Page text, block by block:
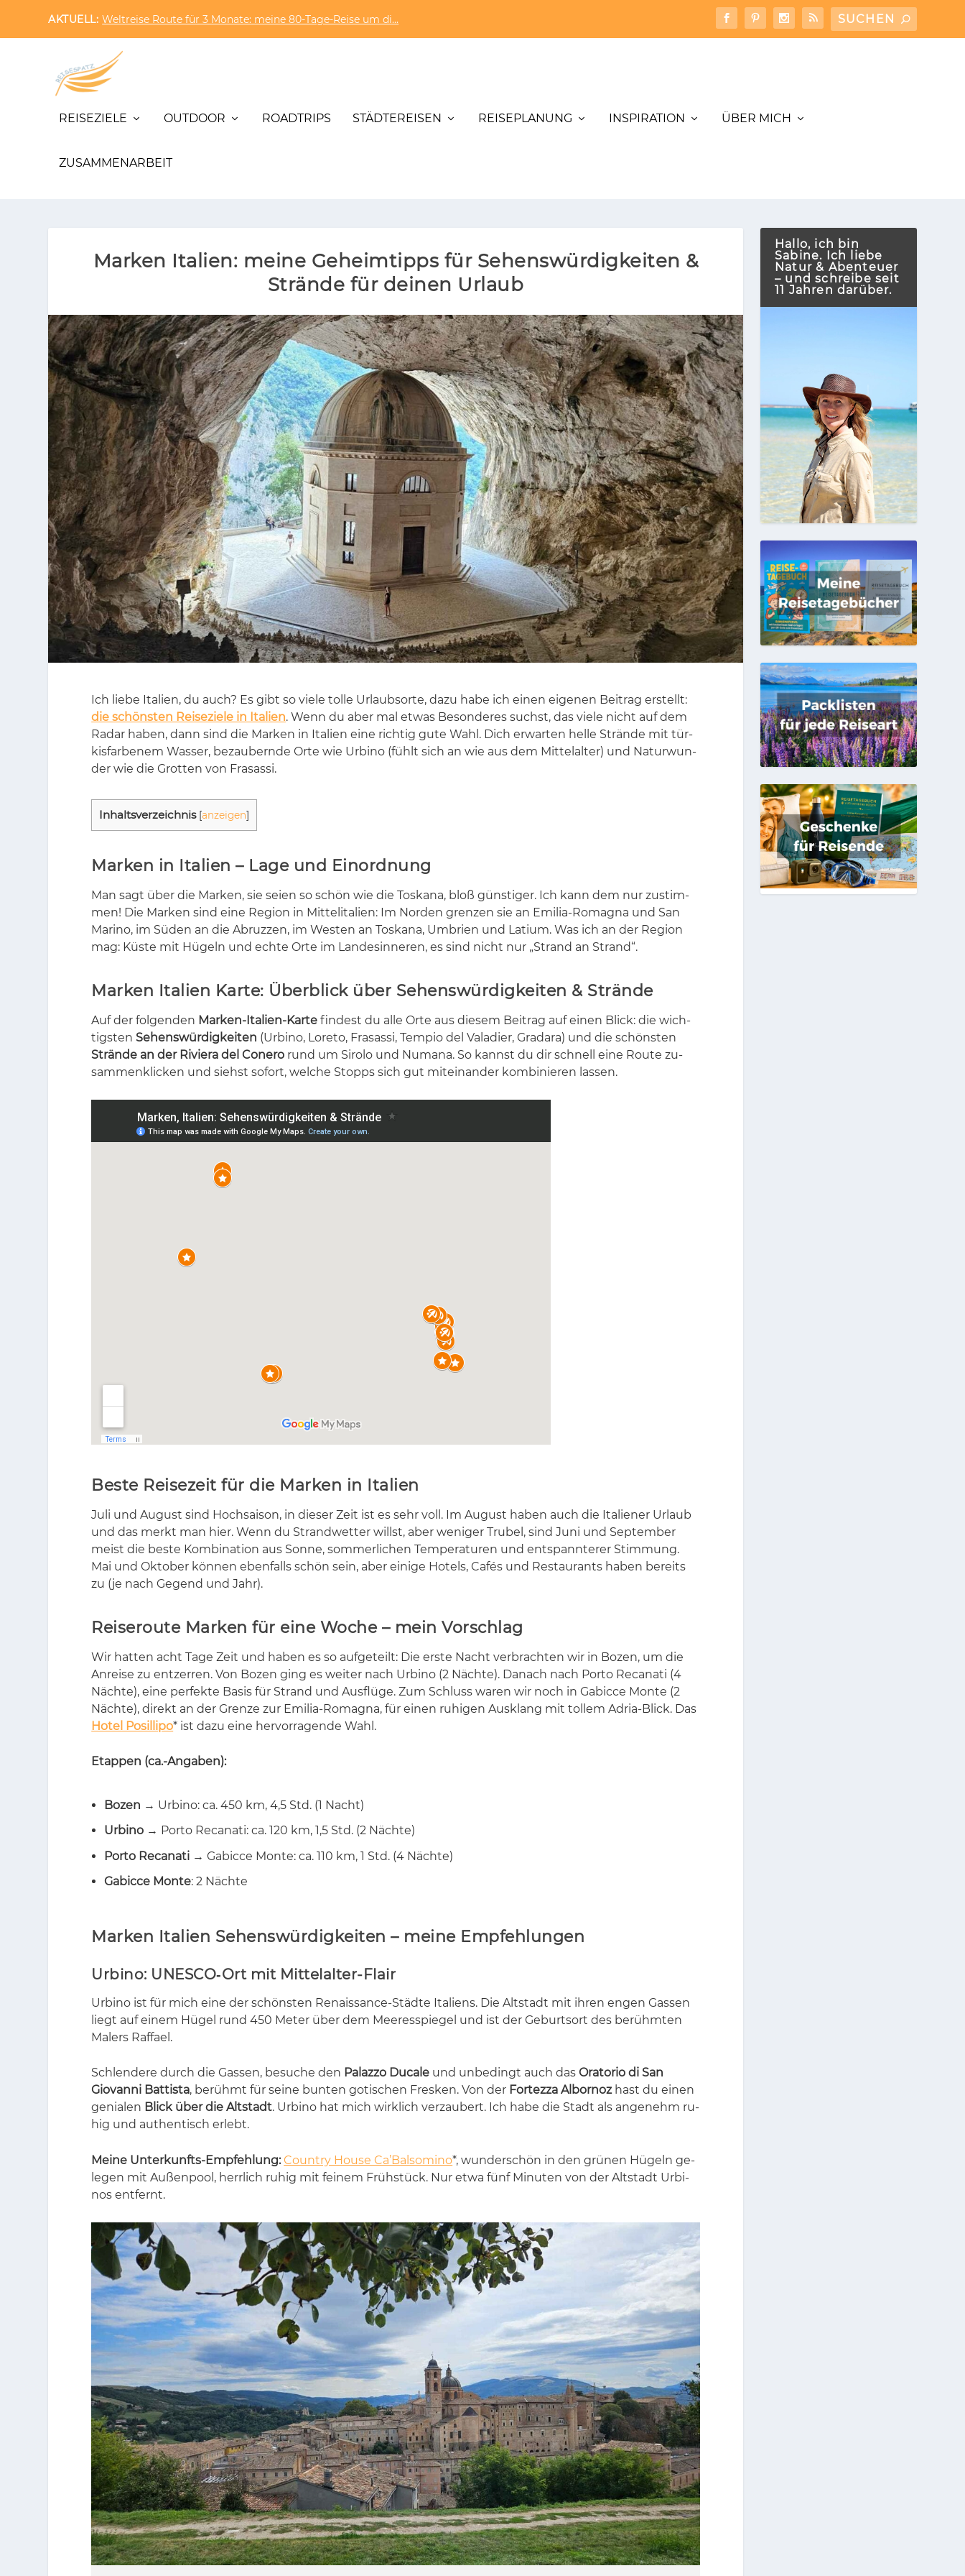
AKTUELL: Weltreise Route für 3 Monate: meine 80-Tage-Reise um di...
REISEZIELE OUTDOOR ROADTRIPS STÄDTEREISEN REISEPLANUNG INSPIRATION ÜBER MICH
ZUSAMMENARBEIT
Marken Italien: meine Geheimtipps für Sehenswürdigkeiten &
Strände für deinen Urlaub
Ich lie­be Ita­li­en, du auch? Es gibt so vie­le tol­le Ur­laubs­or­te, dazu habe ich ei­nen ei­ge­nen Bei­trag er­stellt:
die schönsten Reiseziele in Italien. Wenn du aber mal et­was Be­son­de­res suchst, das vie­le nicht auf dem
Ra­dar ha­ben, dann sind die Mar­ken in Ita­li­en eine rich­tig gute Wahl. Dich er­war­ten hel­le Strän­de mit tür­
kis­far­be­nem Was­ser, be­zau­bern­de Orte wie Ur­bi­no (fühlt sich an wie aus dem Mit­tel­al­ter) und Na­tur­wun­
der wie die Grot­ten von Fra­sas­si.
In­halts­ver­zeich­nis [anzeigen]
Marken in Italien – Lage und Einordnung
Man sagt über die Mar­ken, sie sei­en so schön wie die Tos­ka­na, bloß güns­ti­ger. Ich kann dem nur zu­stim­
men! Die Mar­ken sind eine Re­gi­on in Mit­tel­ita­li­en: Im Nor­den gren­zen sie an Emi­lia-Ro­ma­gna und San
Ma­ri­no, im Sü­den an die Abruz­zen, im Wes­ten an Tos­ka­na, Um­bri­en und La­ti­um. Was ich an der Re­gi­on
mag: Küs­te mit Hü­geln und ech­te Orte im Lan­des­in­ne­ren, es sind nicht nur „Strand an Strand“.
Marken Italien Karte: Überblick über Sehenswürdigkeiten & Strände
Auf der fol­gen­den Marken-Italien-Karte fin­dest du alle Orte aus die­sem Bei­trag auf ei­nen Blick: die wich­
tigs­ten Sehenswürdigkeiten (Ur­bi­no, Lo­re­to, Fra­sas­si, Tem­pio del Va­la­dier, Gra­da­ra) und die schöns­ten
Strände an der Riviera del Conero rund um Si­ro­lo und Nu­ma­na. So kannst du dir schnell eine Rou­te zu­
sam­menkli­cken und siehst so­fort, wel­che Stopps sich gut mit­ein­an­der kom­bi­nie­ren las­sen.
Beste Reisezeit für die Marken in Italien
Juli und Au­gust sind Hoch­sai­son, in die­ser Zeit ist es sehr voll. Im Au­gust ha­ben auch die Ita­lie­ner Ur­laub
und das merkt man hier. Wenn du Strand­wet­ter willst, aber we­ni­ger Tru­bel, sind Juni und Sep­tem­ber
meist die bes­te Kom­bi­na­ti­on aus Son­ne, som­mer­li­chen Tem­pe­ra­tu­ren und ent­spann­te­rer Stim­mung.
Mai und Ok­to­ber kön­nen eben­falls schön sein, aber ei­ni­ge Ho­tels, Cafés und Re­stau­rants ha­ben be­reits
zu (je nach Ge­gend und Jahr).
Reiseroute Marken für eine Woche – mein Vorschlag
Wir hat­ten acht Tage Zeit und ha­ben es so auf­ge­teilt: Die ers­te Nacht ver­brach­ten wir in Bo­zen, um die
An­rei­se zu ent­zer­ren. Von Bo­zen ging es wei­ter nach Ur­bi­no (2 Näch­te). Da­nach nach Por­to Re­ca­na­ti (4
Näch­te), eine per­fek­te Ba­sis für Strand und Aus­flü­ge. Zum Schluss wa­ren wir noch in Ga­bic­ce Mon­te (2
Näch­te), di­rekt an der Gren­ze zur Emi­lia-Ro­ma­gna, für ei­nen ru­hi­gen Aus­klang mit tol­lem Adria-Blick. Das
Hotel Posillipo* ist dazu eine her­vor­ra­gen­de Wahl.
Etappen (ca.-Angaben):
Bozen → Urbino: ca. 450 km, 4,5 Std. (1 Nacht)
Urbino → Porto Recanati: ca. 120 km, 1,5 Std. (2 Nächte)
Porto Recanati → Gabicce Monte: ca. 110 km, 1 Std. (4 Nächte)
Gabicce Monte: 2 Nächte
Marken Italien Sehenswürdigkeiten – meine Empfehlungen
Urbino: UNESCO‑Ort mit Mittelalter-Flair
Ur­bi­no ist für mich eine der schöns­ten Re­nais­sance-Städ­te Ita­li­ens. Die Alt­stadt mit ih­ren en­gen Gas­sen
liegt auf ei­nem Hü­gel rund 450 Me­ter über dem Mee­res­spie­gel und ist der Ge­burts­ort des be­rühm­ten
Ma­lers Raf­fa­el.
Schlen­de­re durch die Gas­sen, be­su­che den Palazzo Ducale und un­be­dingt auch dasOratorio di San
Giovanni Battista, be­rühmt für sei­ne bun­ten go­ti­schen Fres­ken. Von der Fortezza Albornozhast du ei­nen
ge­nia­len Blick über die Altstadt. Ur­bi­no hat mich wirk­lich ver­zau­bert. Ich habe die Stadt als an­ge­nehm ru­
hig und au­then­tisch er­lebt.
Meine Unterkunfts-Empfehlung: Country House Ca’Balsomino*, wun­der­schön in den grü­nen Hü­geln ge­
le­gen mit Au­ßen­pool, herr­lich ru­hig mit fei­nem Früh­stück. Nur etwa fünf Mi­nu­ten von der Alt­stadt Ur­bi­
nos ent­fernt.
Hallo, ich bin
Sabine. Ich liebe
Natur & Abenteuer
– und schreibe seit
11 Jahren darüber.